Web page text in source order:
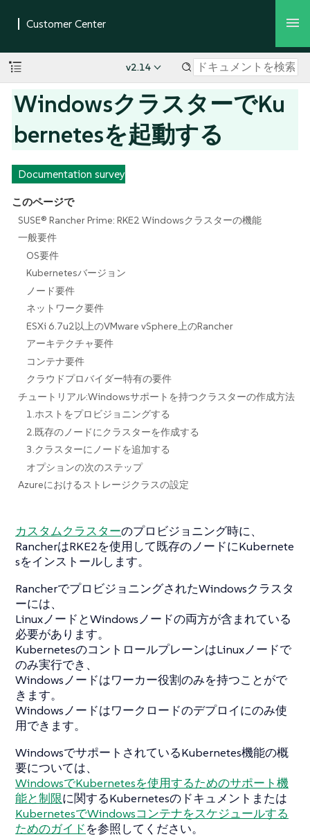
v2.14
WindowsクラスターでKu
bernetesを起動する
Documentation survey
このページで
SUSE® Rancher Prime: RKE2 Windowsクラスターの機能
一般要件
OS要件
Kubernetesバージョン
ノード要件
ネットワーク要件
ESXi 6.7u2以上のVMware vSphere上のRancher
アーキテクチャ要件
コンテナ要件
クラウドプロバイダー特有の要件
チュートリアル:Windowsサポートを持つクラスターの作成方法
1.ホストをプロビジョニングする
2.既存のノードにクラスターを作成する
3.クラスターにノードを追加する
オプションの次のステップ
Azureにおけるストレージクラスの設定
カスタムクラスターのプロビジョニング時に、
RancherはRKE2を使用して既存のノードにKubernete
sをインストールします。
RancherでプロビジョニングされたWindowsクラスタ
ーには、
LinuxノードとWindowsノードの両方が含まれている
必要があります。
KubernetesのコントロールプレーンはLinuxノードで
のみ実行でき、
Windowsノードはワーカー役割のみを持つことがで
きます。
Windowsノードはワークロードのデプロイにのみ使
用できます。
WindowsでサポートされているKubernetes機能の概
要については、
WindowsでKubernetesを使用するためのサポート機
能と制限に関するKubernetesのドキュメントまたは
KubernetesでWindowsコンテナをスケジュールする
ためのガイドを参照してください。